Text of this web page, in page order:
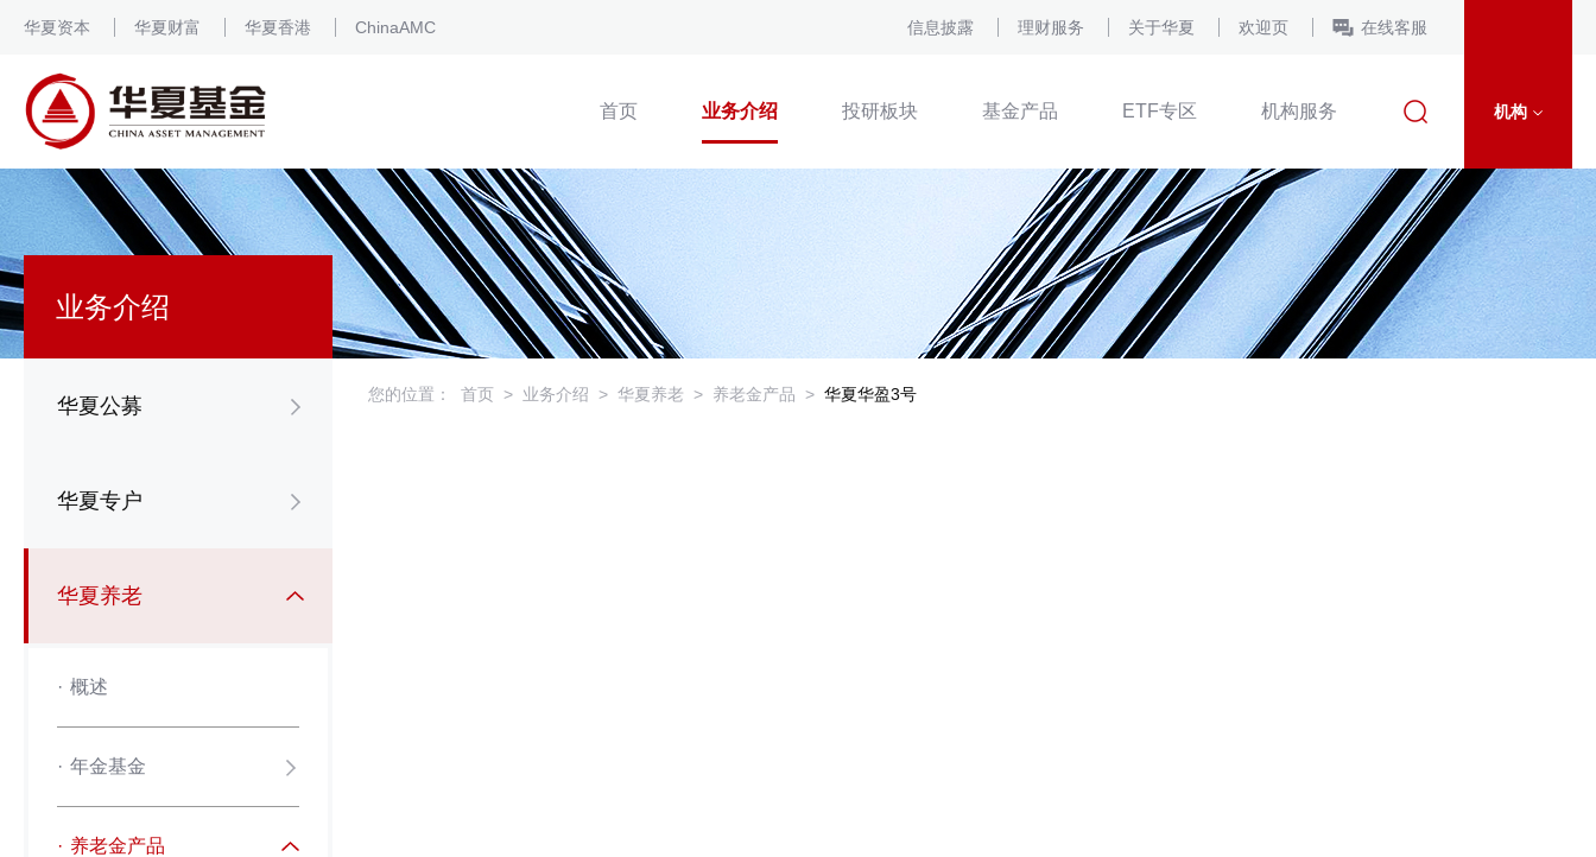
华夏资本 华夏财富 华夏香港 ChinaAMC 信息披露 理财服务 关于华夏 欢迎页 在线客服
首页 业务介绍 投研板块 基金产品 ETF专区 机构服务 机构
业务介绍
华夏公募
华夏专户
华夏养老
· 概述
· 年金基金
· 养老金产品
您的位置： 首页 > 业务介绍 > 华夏养老 > 养老金产品 > 华夏华盈3号